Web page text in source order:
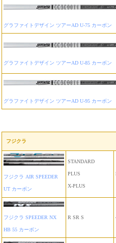
グラファイトデザイン ツアーAD U-75 カーボン
グラファイトデザイン ツアーAD U-85 カーボン
グラファイトデザイン ツアーAD U-95 カーボン
フジクラ
フジクラ AIR SPEEDER
UT カーボン
STANDARD
PLUS
X-PLUS
フジクラ SPEEDER NX
HB 55 カーボン
R SR S